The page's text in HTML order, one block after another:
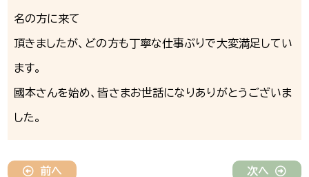
名の方に来て
頂きましたが、どの方も丁寧な仕事ぶりで大変満足してい
ます。
國本さんを始め、皆さまお世話になりありがとうございま
した。
前へ 次へ